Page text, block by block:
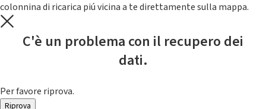
colonnina di ricarica piú vicina a te direttamente sulla mappa.
C'è un problema con il recupero dei
dati.
Per favore riprova.
Riprova